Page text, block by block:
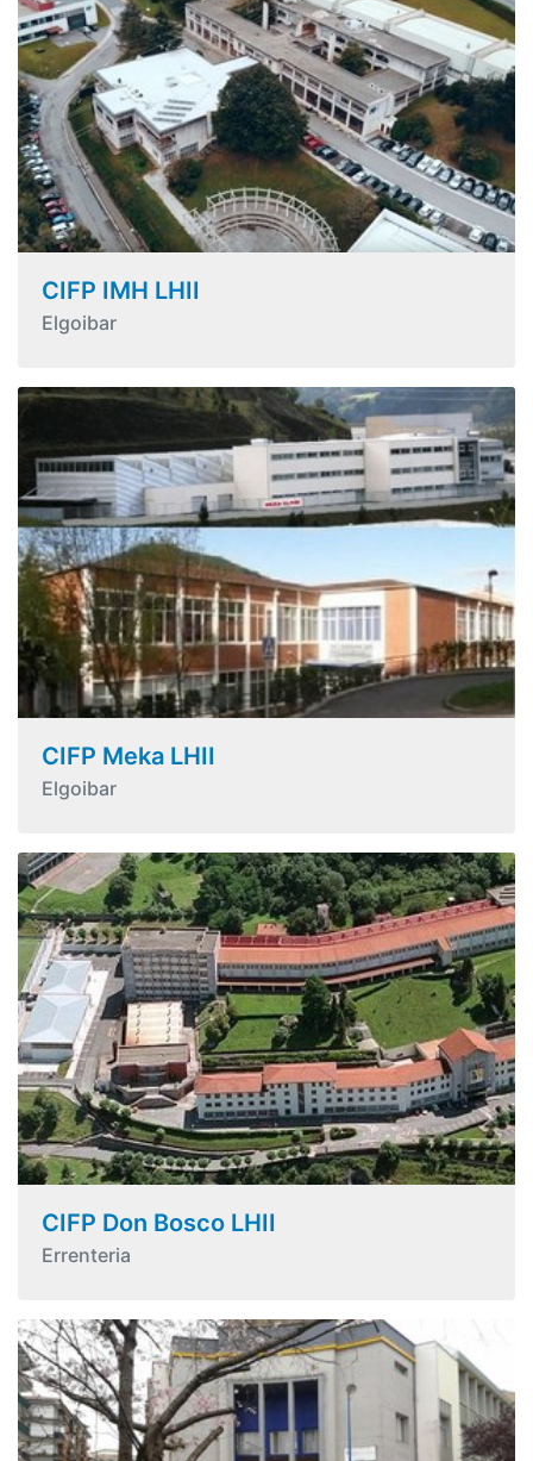
CIFP IMH LHII
Elgoibar
CIFP Meka LHII
Elgoibar
CIFP Don Bosco LHII
Errenteria